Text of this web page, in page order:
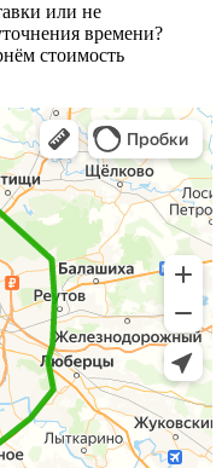
или не
времени?
стоимость